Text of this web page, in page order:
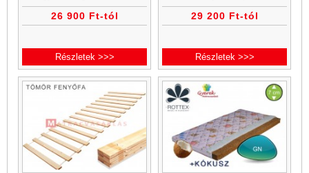
a standard szélességi és
hosszúsági adatokat adtuk meg
26 900 Ft-tól
Részletek >>>
vákuummatracok, a rugós
matracok és a legtöbb
29 200 Ft-tól
Részletek >>>